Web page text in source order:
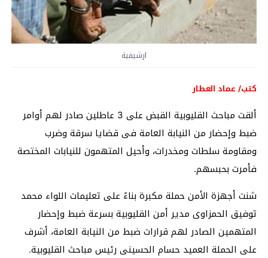
ارشيفية
كتب/ عماد العطار
ألقت مباحث القليوبية القبض على 3 عاطلين صادر لهم أوامر
ضبط وإحضار من النيابة العامة فى قضايا سرقة وضرب
ومقاومة سلطات ومخدرات، وأحيل المتهمون للنيابات المختصة
فأمرت بحبسهم.
شنت أجهزة الأمن حملة مكبرة بناءً على تعليمات اللواء محمد
توفيق الحمزاوى مدير أمن القليوبية بسرعة ضبط وإحضار
المتهمين الصادر لهم قرارات ضبط من النيابة العامة، أشرف
على الحملة العميد حسام الحسينى رئيس مباحث القليوبية.